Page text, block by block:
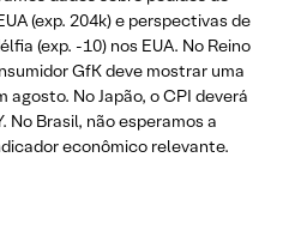
(exp. 204k) e perspectivas de
(exp. -10) nos EUA. No Reino
GfK deve mostrar uma
agosto. No Japão, o CPI deverá
No Brasil, não esperamos a
econômico relevante.